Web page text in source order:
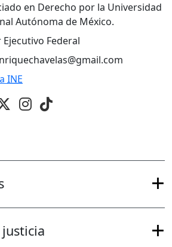
en Derecho por la Universidad
Autónoma de México.
Ejecutivo Federal
INE